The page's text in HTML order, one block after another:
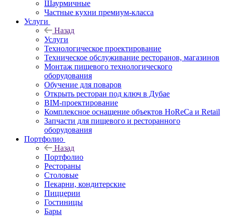
Шаурмичные
Частные кухни премиум-класса
Услуги
Назад
Услуги
Технологическое проектирование
Техническое обслуживание ресторанов, магазинов
Монтаж пищевого технологического
оборудования
Обучение для поваров
Открыть ресторан под ключ в Дубае
BIM-проектирование
Комплексное оснащение объектов HoReCa и Retail
Запчасти для пищевого и ресторанного
оборудования
Портфолио
Назад
Портфолио
Рестораны
Столовые
Пекарни, кондитерские
Пиццерии
Гостиницы
Бары